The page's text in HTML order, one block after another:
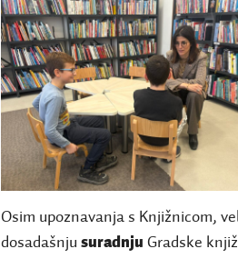
Osim upoznavanja s Knjižnicom,
dosadašnjusuradnju Gradske